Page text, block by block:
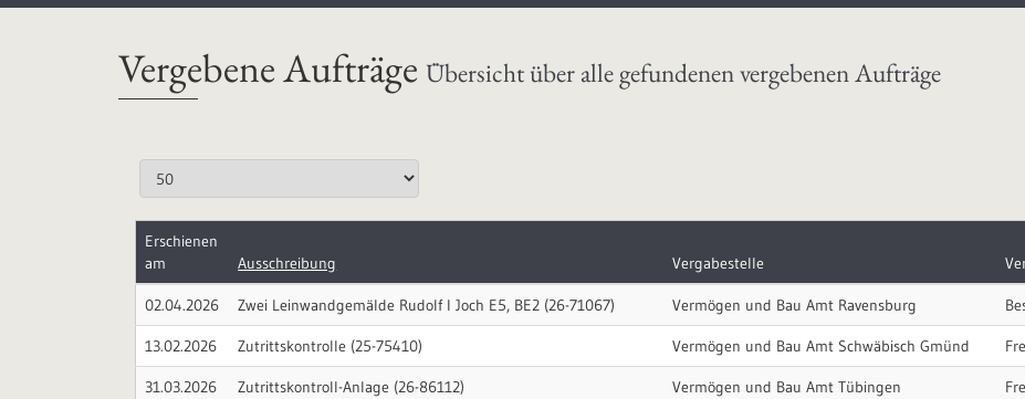
Vergebene Aufträge Übersicht über alle gefundenen vergebenen Aufträge
Erschienen
am
Ausschreibung Vergabestelle
02.04.2026 Zwei Leinwandgemälde Rudolf I Joch E5, BE2 (26-71067) Vermögen und Bau Amt Ravensburg
13.02.2026 Zutrittskontrolle (25-75410) Vermögen und Bau Amt Schwäbisch Gmünd
31.03.2026 Zutrittskontroll-Anlage (26-86112) Vermögen und Bau Amt Tübingen